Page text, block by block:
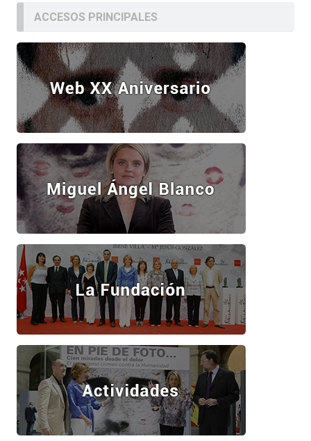
ACCESOS PRINCIPALES